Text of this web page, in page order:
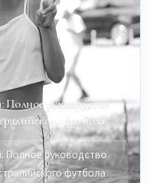
Полное руководство
футбола
Полное руководство
футбола